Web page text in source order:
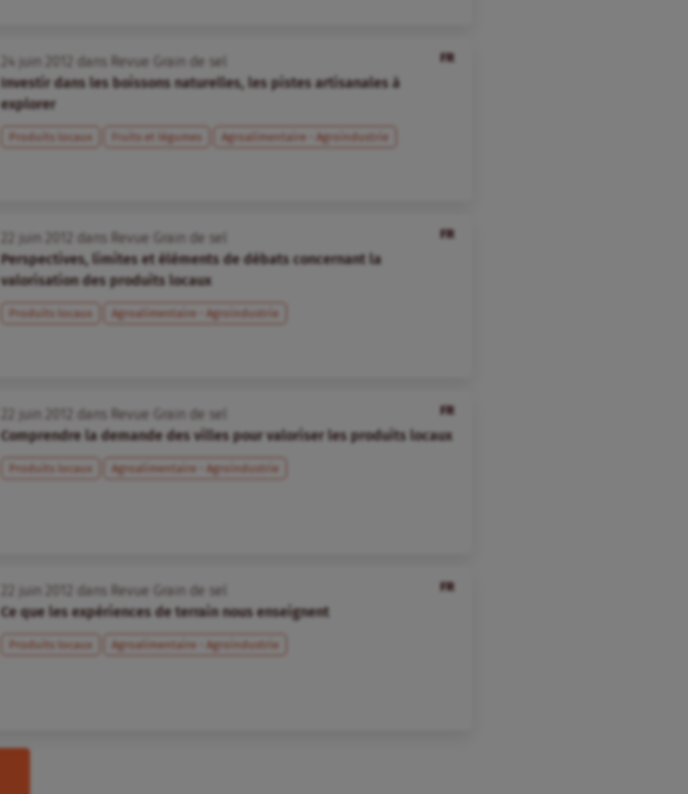
FR
24 juin dans
Revue Grain de sel
Investir dans les boissons naturelles, les pistes artisanales à
explorer
Produits locaux Fruits et légumes Agroalimentaire - Agroindustrie
FR
juin dans
Revue Grain de sel
Perspectives, limites et éléments de débats concernant la
valorisation des produits locaux
Produits locaux Agroalimentaire - Agroindustrie
FR
juin dans
Revue Grain de sel
Comprendre la demande des villes pour valoriser les produits locaux
Produits locaux Agroalimentaire - Agroindustrie
FR
juin dans
Revue Grain de sel
Ce que les expériences de terrain nous enseignent
Produits locaux Agroalimentaire - Agroindustrie